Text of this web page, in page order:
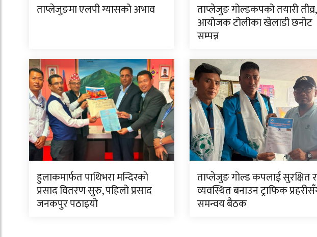
ताप्लेजुङमा एलपी ग्यासको अभाव ताप्लेजुङ गोल्डकपको तयारी तीव्र,
आयोजक टोलीका खेलाडी छनोट
सम्पन्न
हुलाकमार्फत पाथिभरा मन्दिरको
प्रसाद वितरण सुरु, पहिलो प्रसाद
जनकपुर पठाइयो
ताप्लेजुङ गोल्ड कपलाई सुरक्षित र
व्यवस्थित बनाउन ट्राफिक
समन्वय बैठक